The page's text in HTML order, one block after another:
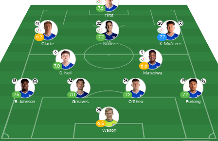
28
6.5
Walton
18
7.6
B. Johnson
24
7.0
Greaves
26
7.2
O'Shea
19
7.2
Furlong
6
7.0
D. Neil
5
6.6
Matusiwa
47
6.3
Clarke
32
7.2
Núñez
20
7.7
K. McAteer
7.6
Hirst